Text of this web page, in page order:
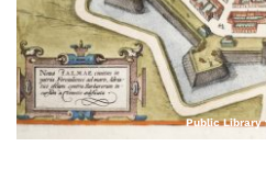
Public Library